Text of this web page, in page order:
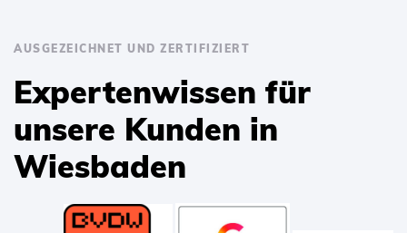
AUSGEZEICHNET UND ZERTIFIZIERT
Expertenwissen für
unsere Kunden in
Wiesbaden